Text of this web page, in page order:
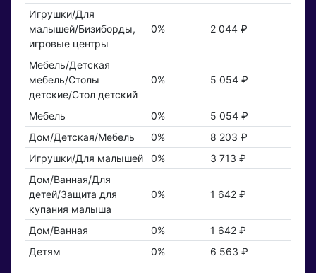
Игрушки/Для
малышей/Бизиборды,
игровые центры
0% 2 044 ₽
Мебель/Детская
мебель/Столы
детские/Стол детский
0% 5 054 ₽
Мебель 0%
5 054 ₽
Дом/Детская/Мебель
0%
8 203 ₽
Игрушки/Для малышей
0%
3 713 ₽
Дом/Ванная/Для
детей/Защита для
купания малыша
0% 1 642 ₽
Дом/Ванная 0%
1 642 ₽
Детям
0% 6 563 ₽